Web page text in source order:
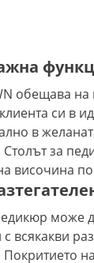
обещава
си в
в
за
височина
всякакви